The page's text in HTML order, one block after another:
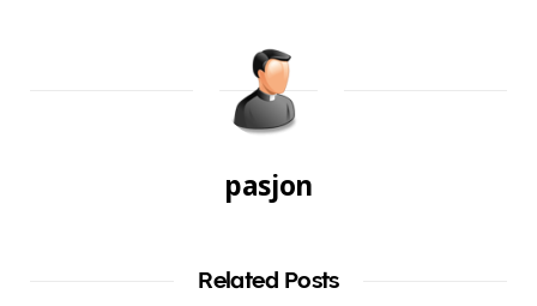
pasjon
Related Posts